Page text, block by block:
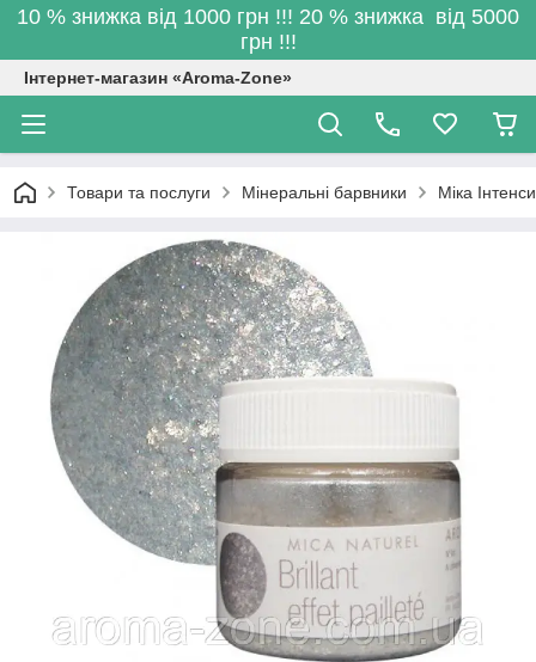
10 % знижка від 1000 грн !!! 20 % знижка від 5000
грн !!!
Інтернет-магазин «Aroma-Zone»
Товари та послуги Мінеральні барвники Міка